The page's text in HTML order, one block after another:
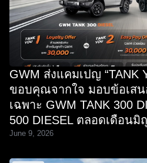
GWM ส่งแคมเปญ “TANK
ขอบคุณจากใจ มอบข้อเส
เฉพาะ GWM TANK 300
500 DIESEL ตลอดเดือนมิ
June 9, 2026